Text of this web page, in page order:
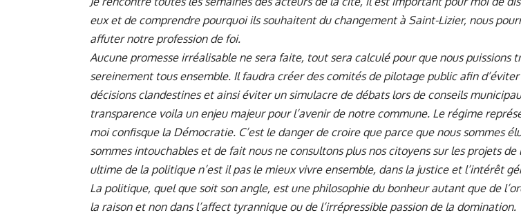
eux et de comprendre pourquoi ils souhaitent du changement à Saint-Lizier, nous
affuter notre profession de foi.
Aucune promesse irréalisable ne sera faite, tout sera calculé pour que nous puissions
sereinement tous ensemble. Il faudra créer des comités de pilotage public afin
décisions clandestines et ainsi éviter un simulacre de débats lors de conseils
transparence voila un enjeu majeur pour l’avenir de notre commune. Le régime
moi confisque la Démocratie. C’est le danger de croire que parce que nous sommes
sommes intouchables et de fait nous ne consultons plus nos citoyens sur les projets de
ultime de la politique n’est il pas le mieux vivre ensemble, dans la justice et l’intérêt
La politique, quel que soit son angle, est une philosophie du bonheur autant que de
la raison et non dans l’affect tyrannique ou de l’irrépressible passion de la domination.